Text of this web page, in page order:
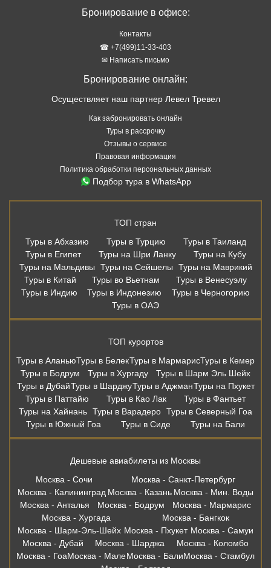
Бронирование в офисе:
Контакты
☎ +7(499)11-33-403
✉ Написать письмо
Бронирование онлайн:
Осуществляет наш партнер Левел Тревел
Как забронировать онлайн
Туры в рассрочку
Отзывы о сервисе
Правовая информация
Политика обработки персональных данных
Подбор тура в WhatsApp
ТОП стран
Туры в Абхазию
Туры в Турцию
Туры в Таиланд
Туры в Египет
Туры на Шри Ланку
Туры на Кубу
Туры на Мальдивы
Туры на Сейшелы
Туры на Маврикий
Туры в Китай
Туры во Вьетнам
Туры в Венесуэлу
Туры в Индию
Туры в Индонезию
Туры в Черногорию
Туры в ОАЭ
ТОП курортов
Туры в АланьюТуры в БелекТуры в МармарисТуры в Кемер
Туры в Бодрум
Туры в Хургаду
Туры в Шарм Эль Шейх
Туры в ДубайТуры в ШарджуТуры в АджманТуры на Пхукет
Туры в Паттайю
Туры в Као Лак
Туры в Фантьет
Туры на Хайнань Туры в Варадеро Туры в Северный Гоа
Туры в Южный Гоа
Туры в Сиде Туры на Бали
Дешевые авиабилеты из Москвы
Москва - Сочи
Москва - Санкт-Петербург
Москва - Калининград Москва - Казань Москва - Мин. Воды
Москва - Анталья
Москва - Бодрум
Москва - Мармарис
Москва - Хургада
Москва - Бангкок
Москва - Шарм-Эль-Шейх Москва - Пхукет Москва - Самуи
Москва - Дубай
Москва - Шарджа
Москва - Коломбо
Москва - ГоаМосква - МалеМосква - БалиМосква - Стамбул